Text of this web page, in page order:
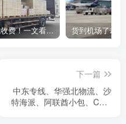
拒绝乱收费！一文看懂中国货代计费套路，教你避开所有隐形坑
下一篇
中东专线、华强北物流、沙
特海派、阿联酋小包、COD